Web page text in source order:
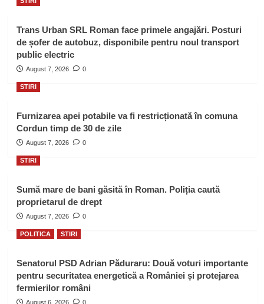
Trans Urban SRL Roman face primele angajări. Posturi
de șofer de autobuz, disponibile pentru noul transport
public electric
August 7, 2026 0
STIRI
Furnizarea apei potabile va fi restricționată în comuna
Cordun timp de 30 de zile
August 7, 2026 0
STIRI
Sumă mare de bani găsită în Roman. Poliția caută
proprietarul de drept
August 7, 2026 0
POLITICA STIRI
Senatorul PSD Adrian Păduraru: Două voturi importante
pentru securitatea energetică a României și protejarea
fermierilor români
August 6, 2026 0